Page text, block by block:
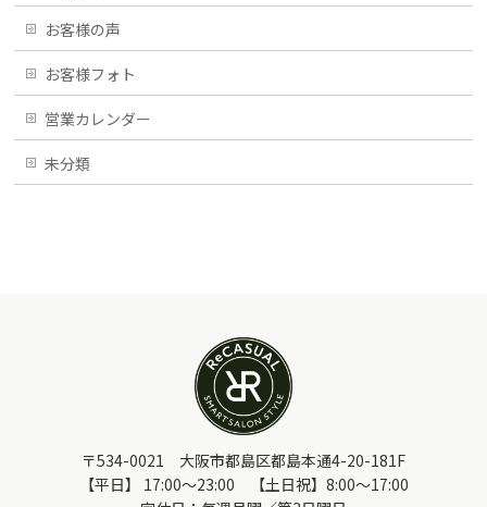
お客様の声
お客様フォト
営業カレンダー
未分類
〒534-0021 大阪市都島区都島本通4-20-181F
【平日】 17:00～23:00 【土日祝】8:00～17:00